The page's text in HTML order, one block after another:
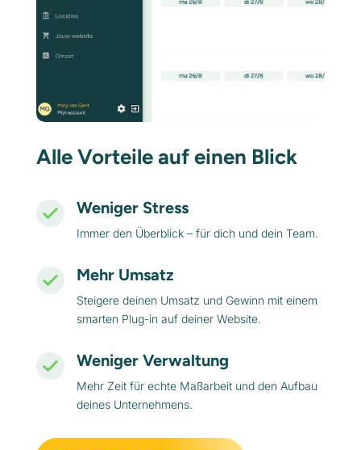
Alle Vorteile auf einen Blick
Weniger Stress
Immer den Überblick – für dich und dein Team.
Mehr Umsatz
Steigere deinen Umsatz und Gewinn mit einem
smarten Plug-in auf deiner Website.
Weniger Verwaltung
Mehr Zeit für echte Maßarbeit und den Aufbau
deines Unternehmens.